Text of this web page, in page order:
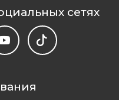
сетях